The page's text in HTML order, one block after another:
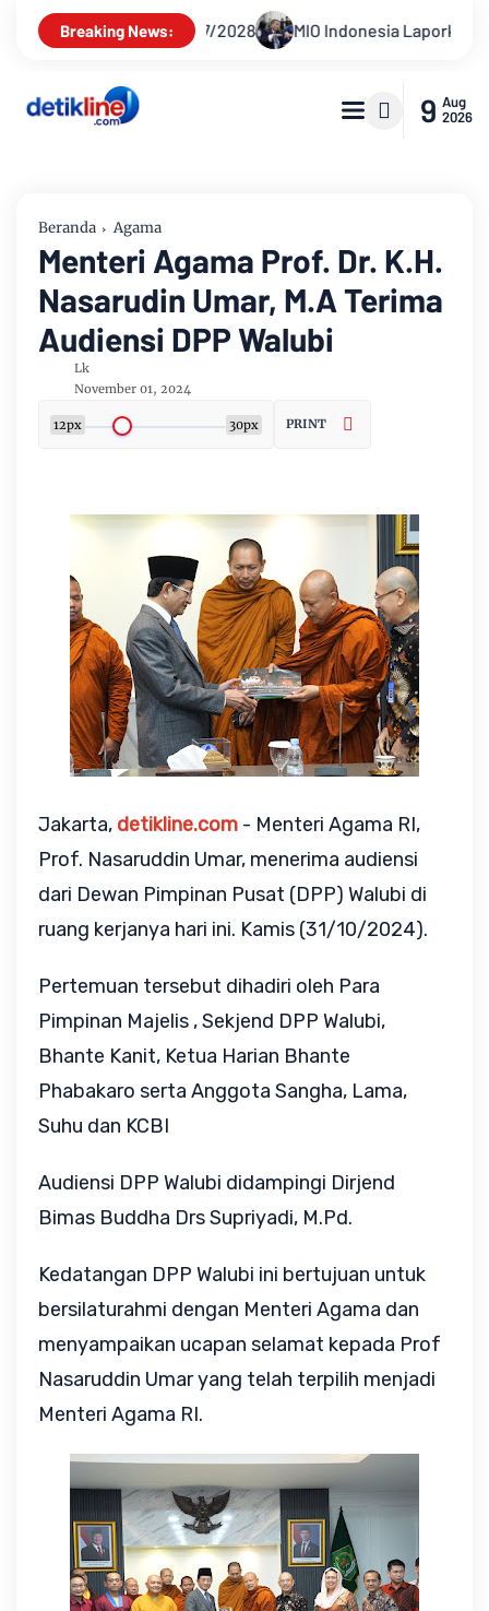
Breaking News:
MIO Indonesia Laporkan Hotman Paris ke Polda Metro
9 Aug
2026
Beranda Agama
Menteri Agama Prof. Dr. K.H.
Nasarudin Umar, M.A Terima
Audiensi DPP Walubi
Lk
November 01, 2024
12px 30px PRINT
Jakarta, detikline.com - Menteri Agama RI,
Prof. Nasaruddin Umar, menerima audiensi
dari Dewan Pimpinan Pusat (DPP) Walubi di
ruang kerjanya hari ini. Kamis (31/10/2024).
Pertemuan tersebut dihadiri oleh Para
Pimpinan Majelis , Sekjend DPP Walubi,
Bhante Kanit, Ketua Harian Bhante
Phabakaro serta Anggota Sangha, Lama,
Suhu dan KCBI
Audiensi DPP Walubi didampingi Dirjend
Bimas Buddha Drs Supriyadi, M.Pd.
Kedatangan DPP Walubi ini bertujuan untuk
bersilaturahmi dengan Menteri Agama dan
menyampaikan ucapan selamat kepada Prof
Nasaruddin Umar yang telah terpilih menjadi
Menteri Agama RI.